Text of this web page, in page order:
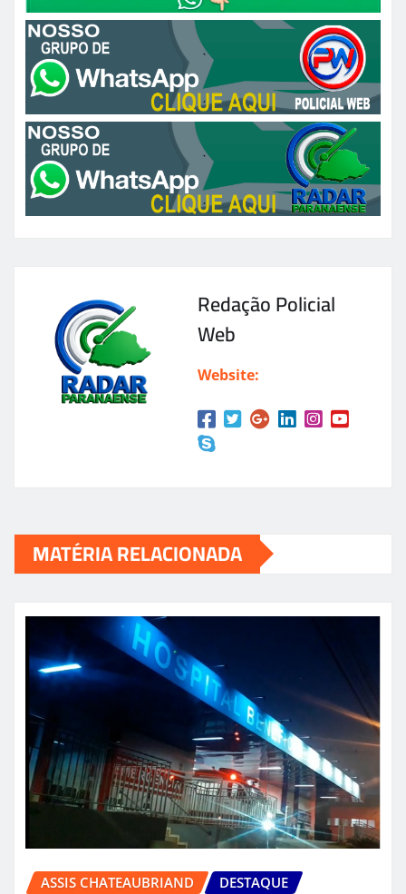
Redação Policial
Web
Website:
MATÉRIA RELACIONADA
ASSIS CHATEAUBRIAND DESTAQUE